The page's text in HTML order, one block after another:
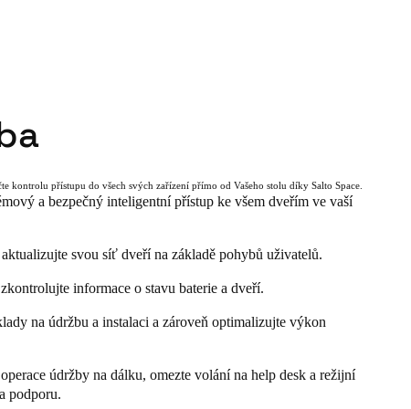
kontrolu přístupu do všech svých zařízení přímo od Vašeho stolu díky Salto Space.
a bezpečný inteligentní přístup ke všem dveřím ve vaší
svou síť dveří na základě pohybů uživatelů.
informace o stavu baterie a dveří.
na údržbu a instalaci a zároveň optimalizujte výkon
údržby na dálku, omezte volání na help desk a režijní
podporu.